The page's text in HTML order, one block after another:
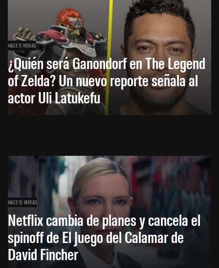
HACE 11 HORAS
¿Quién será Ganondorf en The Legend
of Zelda? Un nuevo reporte señala al
actor Uli Latukefu
HACE 12 HORAS
Netflix cambia de planes y cancela el
spinoff de El Juego del Calamar de
David Fincher